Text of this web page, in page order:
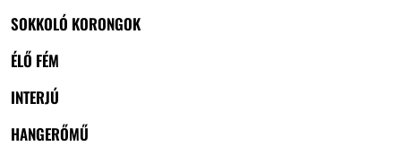
SOKKOLÓ KORONGOK
ÉLŐ FÉM
INTERJÚ
HANGERŐMŰ